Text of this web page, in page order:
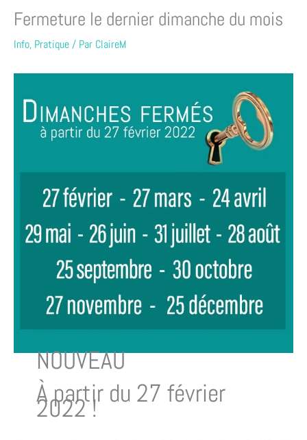
Fermeture le dernier dimanche du mois
Info, Pratique / Par ClaireM
NOUVEAU
À partir du 27 février
2022 !